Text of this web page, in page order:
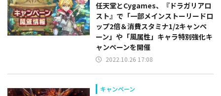
任天堂とCygames、『ドラガリアロ
スト』で「一部メインストーリードロ
ップ2倍＆消費スタミナ1/2キャンペ
ーン」や「風属性」キャラ特別強化キ
ャンペーンを開催
2022.10.26 17:08
キャンペーン